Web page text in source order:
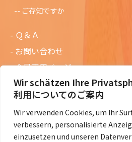
Wir schätzen Ihre
利用についてのご案内
Wir verwenden Cookies, um Ihr
verbessern, personalisierte
einzusetzen und unseren
ご存知ですか
Ｑ＆Ａ
お問い合わせ
会員専用ページ
ニュースレターバックナンバー
過去の講演資料
総会議事録
定款・会費規定など